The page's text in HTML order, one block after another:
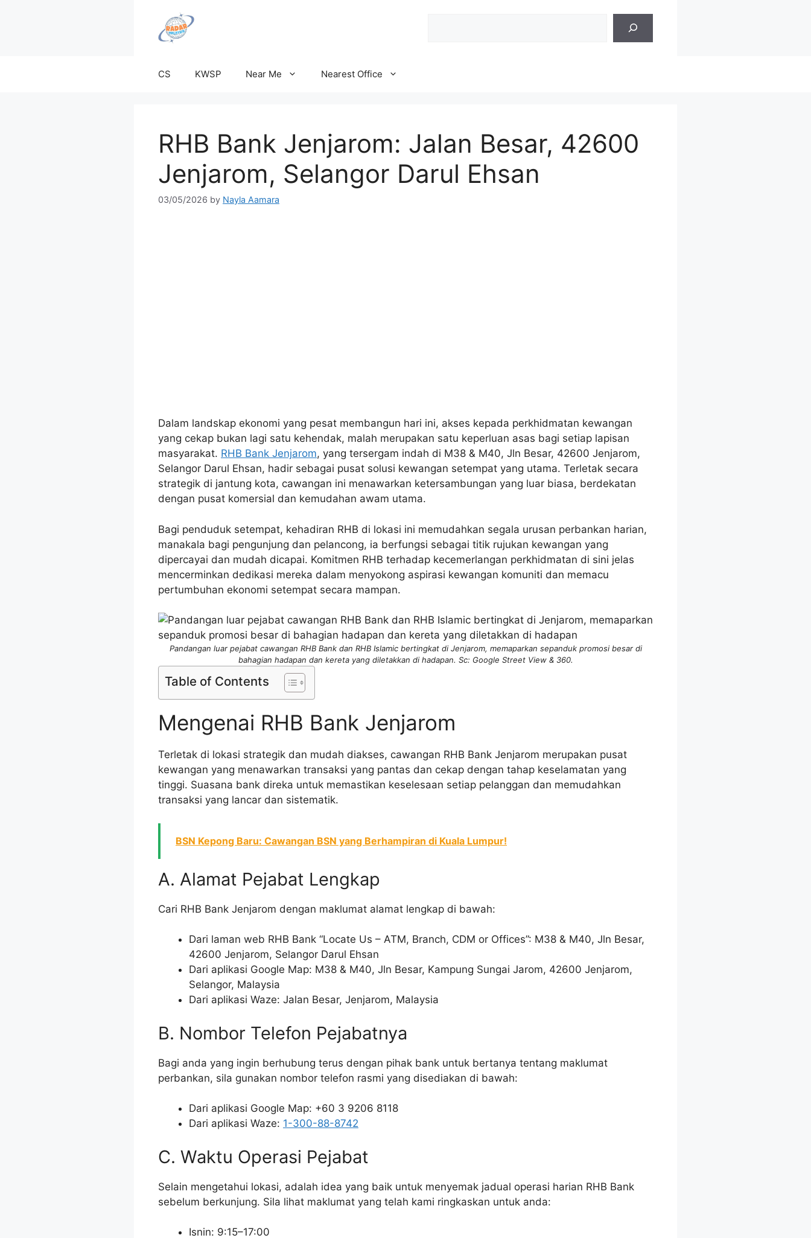
CS KWSP Near Me Nearest Office
RHB Bank Jenjarom: Jalan Besar, 42600
Jenjarom, Selangor Darul Ehsan
03/05/2026 by Nayla Aamara
Dalam landskap ekonomi yang pesat membangun hari ini, akses kepada perkhidmatan kewangan
yang cekap bukan lagi satu kehendak, malah merupakan satu keperluan asas bagi setiap lapisan
masyarakat. RHB Bank Jenjarom, yang tersergam indah di M38 & M40, Jln Besar, 42600 Jenjarom,
Selangor Darul Ehsan, hadir sebagai pusat solusi kewangan setempat yang utama. Terletak secara
strategik di jantung kota, cawangan ini menawarkan ketersambungan yang luar biasa, berdekatan
dengan pusat komersial dan kemudahan awam utama.
Bagi penduduk setempat, kehadiran RHB di lokasi ini memudahkan segala urusan perbankan harian,
manakala bagi pengunjung dan pelancong, ia berfungsi sebagai titik rujukan kewangan yang
dipercayai dan mudah dicapai. Komitmen RHB terhadap kecemerlangan perkhidmatan di sini jelas
mencerminkan dedikasi mereka dalam menyokong aspirasi kewangan komuniti dan memacu
pertumbuhan ekonomi setempat secara mampan.
Pandangan luar pejabat cawangan RHB Bank dan RHB Islamic bertingkat di Jenjarom, memaparkan sepanduk promosi besar di
bahagian hadapan dan kereta yang diletakkan di hadapan. Sc: Google Street View & 360.
Table of Contents
Mengenai RHB Bank Jenjarom
Terletak di lokasi strategik dan mudah diakses, cawangan RHB Bank Jenjarom merupakan pusat
kewangan yang menawarkan transaksi yang pantas dan cekap dengan tahap keselamatan yang
tinggi. Suasana bank direka untuk memastikan keselesaan setiap pelanggan dan memudahkan
transaksi yang lancar dan sistematik.
BSN Kepong Baru: Cawangan BSN yang Berhampiran di Kuala Lumpur!
A. Alamat Pejabat Lengkap
Cari RHB Bank Jenjarom dengan maklumat alamat lengkap di bawah:
Dari laman web RHB Bank “Locate Us – ATM, Branch, CDM or Offices”: M38 & M40, Jln Besar,
42600 Jenjarom, Selangor Darul Ehsan
Dari aplikasi Google Map: M38 & M40, Jln Besar, Kampung Sungai Jarom, 42600 Jenjarom,
Selangor, Malaysia
Dari aplikasi Waze: Jalan Besar, Jenjarom, Malaysia
B. Nombor Telefon Pejabatnya
Bagi anda yang ingin berhubung terus dengan pihak bank untuk bertanya tentang maklumat
perbankan, sila gunakan nombor telefon rasmi yang disediakan di bawah:
Dari aplikasi Google Map: +60 3 9206 8118
Dari aplikasi Waze: 1-300-88-8742
C. Waktu Operasi Pejabat
Selain mengetahui lokasi, adalah idea yang baik untuk menyemak jadual operasi harian RHB Bank
sebelum berkunjung. Sila lihat maklumat yang telah kami ringkaskan untuk anda:
Isnin: 9:15–17:00